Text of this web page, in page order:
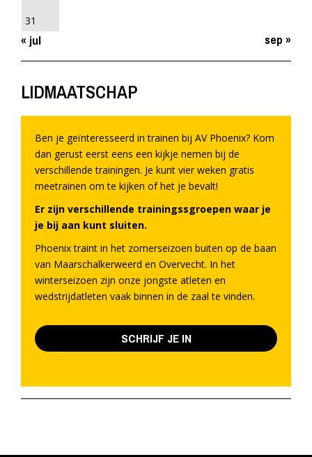
31
« jul sep »
LIDMAATSCHAP
Ben je geïnteresseerd in trainen bij AV Phoenix? Kom
dan gerust eerst eens een kijkje nemen bij de
verschillende trainingen. Je kunt vier weken gratis
meetrainen om te kijken of het je bevalt!
Er zijn verschillende trainingssgroepen waar je
je bij aan kunt sluiten.
Phoenix traint in het zomerseizoen buiten op de baan
van Maarschalkerweerd en Overvecht. In het
winterseizoen zijn onze jongste atleten en
wedstrijdatleten vaak binnen in de zaal te vinden.
SCHRIJF JE IN